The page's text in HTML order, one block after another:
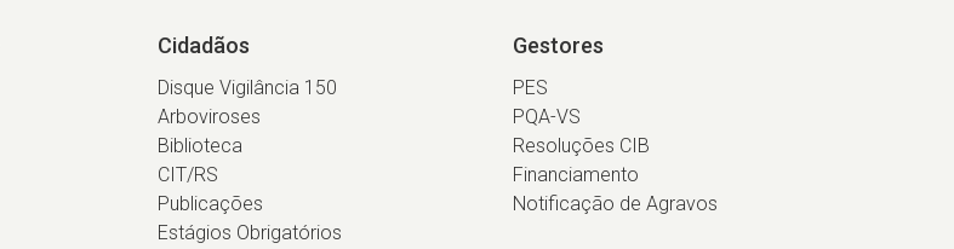
Cidadãos
Disque Vigilância 150
Arboviroses
Biblioteca
CIT/RS
Publicações
Estágios Obrigatórios
Gestores
PES
PQA-VS
Resoluções CIB
Financiamento
Notificação de Agravos